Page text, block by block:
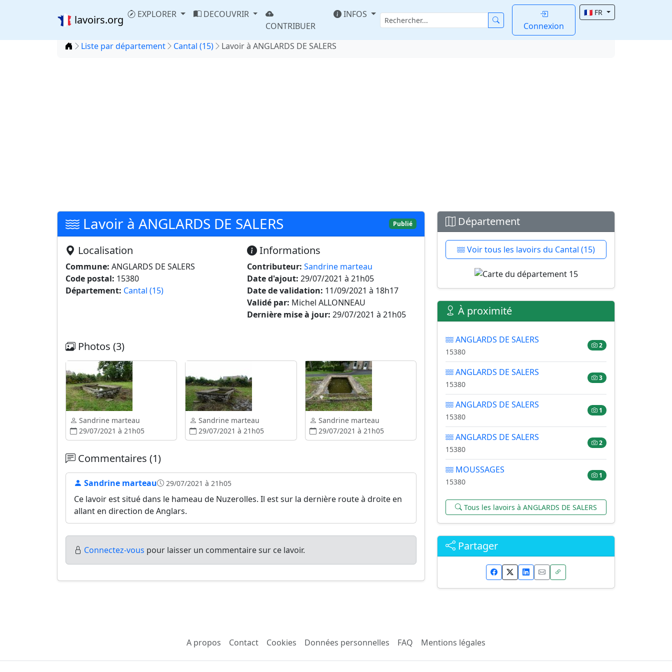
lavoirs.org EXPLORER
DECOUVRIR
CONTRIBUER
INFOS
Connexion
🇫🇷 FR
Accueil
Liste par département Cantal (15) Lavoir à ANGLARDS DE SALERS
Lavoir à ANGLARDS DE SALERS Publié
Localisation
Commune: ANGLARDS DE SALERS
Code postal: 15380
Département: Cantal (15)
Informations
Contributeur: Sandrine marteau
Date d'ajout: 29/07/2021 à 21h05
Date de validation: 11/09/2021 à 18h17
Validé par: Michel ALLONNEAU
Dernière mise à jour: 29/07/2021 à 21h05
Photos (3)
Sandrine marteau
29/07/2021 à 21h05
Sandrine marteau
29/07/2021 à 21h05
Sandrine marteau
29/07/2021 à 21h05
Commentaires (1)
Sandrine marteau 29/07/2021 à 21h05
Ce lavoir est situé dans le hameau de Nuzerolles. Il est sur la dernière route à droite en
allant en direction de Anglars.
Connectez-vous pour laisser un commentaire sur ce lavoir.
Département
Voir tous les lavoirs du Cantal (15)
À proximité
ANGLARDS DE SALERS
15380
2
ANGLARDS DE SALERS
15380
3
ANGLARDS DE SALERS
15380
1
ANGLARDS DE SALERS
15380
2
MOUSSAGES
15380
1
Tous les lavoirs à ANGLARDS DE SALERS
Partager
A propos Contact Cookies Données personnelles FAQ Mentions légales